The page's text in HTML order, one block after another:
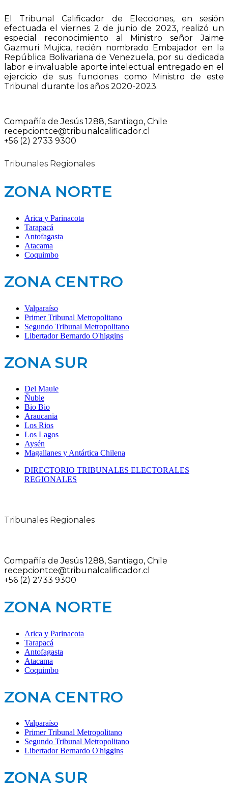
El Tribunal Calificador de Elecciones, en sesión
efectuada el viernes 2 de junio de 2023, realizó un
especial reconocimiento al Ministro señor Jaime
Gazmuri Mujica, recién nombrado Embajador en la
República Bolivariana de Venezuela, por su dedicada
labor e invaluable aporte intelectual entregado en el
ejercicio de sus funciones como Ministro de este
Tribunal durante los años 2020-2023.
Compañía de Jesús 1288, Santiago, Chile
recepciontce@tribunalcalificador.cl
+56 (2) 2733 9300
Tribunales Regionales
ZONA NORTE
Arica y Parinacota
Tarapacá
Antofagasta
Atacama
Coquimbo
ZONA CENTRO
Valparaíso
Primer Tribunal Metropolitano
Segundo Tribunal Metropolitano
Libertador Bernardo O'higgins
ZONA SUR
Del Maule
Ñuble
Bio Bio
Araucania
Los Rios
Los Lagos
Aysén
Magallanes y Antártica Chilena
DIRECTORIO TRIBUNALES ELECTORALES
REGIONALES
Tribunales Regionales
Compañía de Jesús 1288, Santiago, Chile
recepciontce@tribunalcalificador.cl
+56 (2) 2733 9300
ZONA NORTE
Arica y Parinacota
Tarapacá
Antofagasta
Atacama
Coquimbo
ZONA CENTRO
Valparaíso
Primer Tribunal Metropolitano
Segundo Tribunal Metropolitano
Libertador Bernardo O'higgins
ZONA SUR